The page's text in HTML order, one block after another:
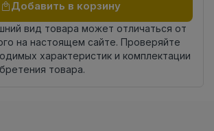
Добавить в корзину
вид товара может отличаться от
на настоящем сайте. Проверяйте
характеристик и комплектации
товара.